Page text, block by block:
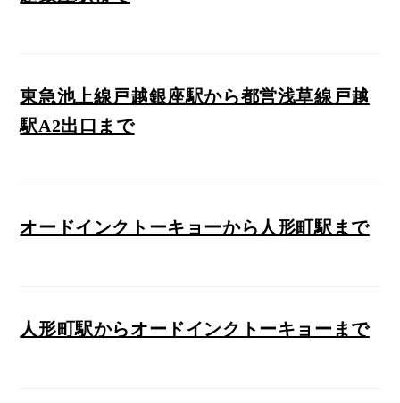
東急池上線戸越銀座駅から都営浅草線戸越
駅A2出口まで
オードインクトーキョーから人形町駅まで
人形町駅からオードインクトーキョーまで